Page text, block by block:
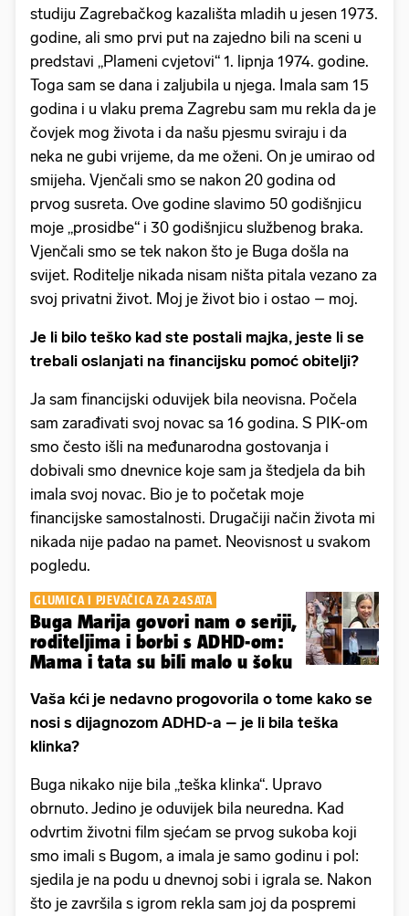
studiju Zagrebačkog kazališta mladih u jesen 1973.
godine, ali smo prvi put na zajedno bili na sceni u
predstavi „Plameni cvjetovi“ 1. lipnja 1974. godine.
Toga sam se dana i zaljubila u njega. Imala sam 15
godina i u vlaku prema Zagrebu sam mu rekla da je
čovjek mog života i da našu pjesmu sviraju i da
neka ne gubi vrijeme, da me oženi. On je umirao od
smijeha. Vjenčali smo se nakon 20 godina od
prvog susreta. Ove godine slavimo 50 godišnjicu
moje „prosidbe“ i 30 godišnjicu službenog braka.
Vjenčali smo se tek nakon što je Buga došla na
svijet. Roditelje nikada nisam ništa pitala vezano za
svoj privatni život. Moj je život bio i ostao – moj.
Je li bilo teško kad ste postali majka, jeste li se
trebali oslanjati na financijsku pomoć obitelji?
Ja sam financijski oduvijek bila neovisna. Počela
sam zarađivati svoj novac sa 16 godina. S PIK-om
smo često išli na međunarodna gostovanja i
dobivali smo dnevnice koje sam ja štedjela da bih
imala svoj novac. Bio je to početak moje
financijske samostalnosti. Drugačiji način života mi
nikada nije padao na pamet. Neovisnost u svakom
pogledu.
GLUMICA I PJEVAČICA ZA 24SATA
Buga Marija govori nam o seriji,
roditeljima i borbi s ADHD-om:
Mama i tata su bili malo u šoku
Vaša kći je nedavno progovorila o tome kako se
nosi s dijagnozom ADHD-a – je li bila teška
klinka?
Buga nikako nije bila „teška klinka“. Upravo
obrnuto. Jedino je oduvijek bila neuredna. Kad
odvrtim životni film sjećam se prvog sukoba koji
smo imali s Bugom, a imala je samo godinu i pol:
sjedila je na podu u dnevnoj sobi i igrala se. Nakon
što je završila s igrom rekla sam joj da pospremi